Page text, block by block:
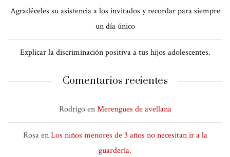
Agradéceles su asistencia a los invitados y recordar para siempre
un día único
Explicar la discriminación positiva a tus hijos adolescentes.
Comentarios recientes
RodrigoenMerengues de avellana
RosaenLos niños menores de 3 años no necesitan ir a la
guardería.